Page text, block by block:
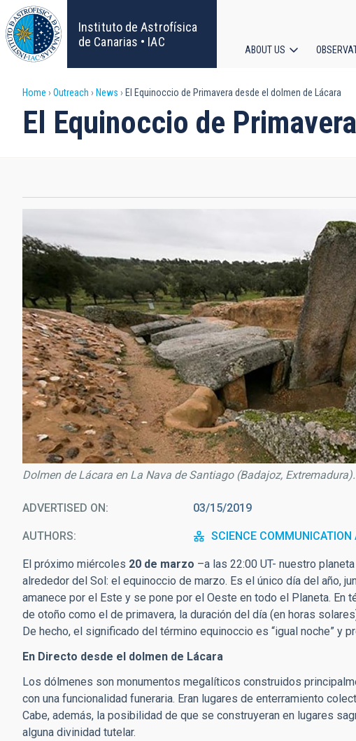
Skip
to
main
content
Instituto de Astrofísica
de Canarias • IAC
navigation
ABOUT US
Breadcrumb
Home Outreach News El Equinoccio de Primavera desde el dolmen de Lácara
El Equinoccio de
Dolmen de Lácara en La Nava de Santiago (Badajoz,
ADVERTISED ON 03/15/2019
AUTHORS SCIENCE
El próximo miércoles 20 de marzo –a las 22:00 UT- nuestro
alrededor del Sol: el equinoccio de marzo. Es el único día del año,
amanece por el Este y se pone por el Oeste en todo el Planeta.
de otoño como el de primavera, la duración del día (en horas
De hecho, el significado del término equinoccio es “igual noche” y
En Directo desde el dolmen de Lácara
Los dólmenes son monumentos megalíticos construidos
con una funcionalidad funeraria. Eran lugares de enterramiento
Cabe, además, la posibilidad de que se construyeran en lugares
alguna divinidad tutelar.